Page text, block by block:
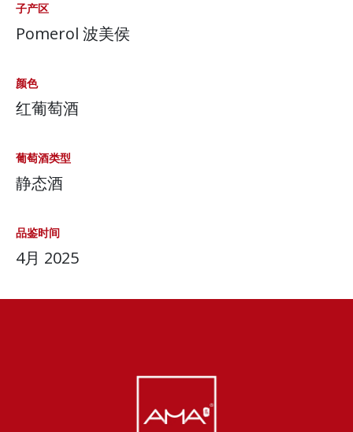
子产区
Pomerol 波美侯
颜色
红葡萄酒
葡萄酒类型
静态酒
品鉴时间
4月 2025